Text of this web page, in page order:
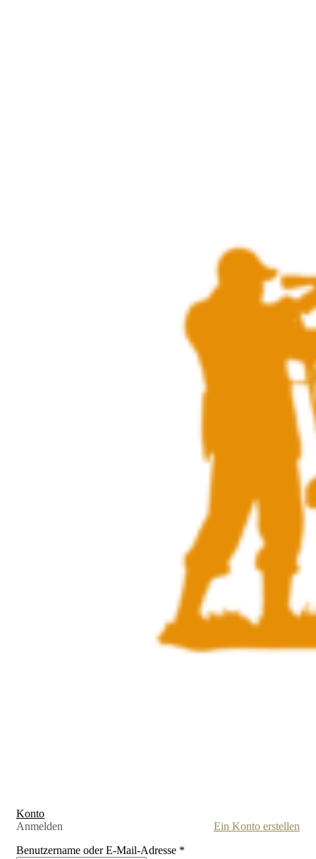
Konto
Anmelden
Ein Konto erstellen
Benutzername oder E-Mail-Adresse *